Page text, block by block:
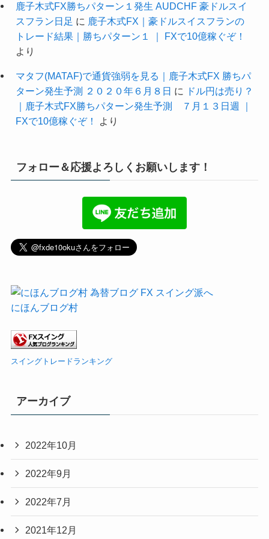
鹿子木式FX勝ちパターン１発生 AUDCHF 豪ドルスイ
スフラン日足 に 鹿子木式FX｜豪ドルスイスフランの
トレード結果｜勝ちパターン１ ｜ FXで10億稼ぐぞ！
より
マタフ(MATAF)で通貨強弱を見る｜鹿子木式FX 勝ちパ
ターン発生予測 ２０２０年６月８日 に
ドル円は売り？
｜鹿子木式FX勝ちパターン発生予測 ７月１３日週 ｜
FXで10億稼ぐぞ！
より
フォロー＆応援よろしくお願いします！
にほんブログ村
スイングトレードランキング
アーカイブ
2022年10月
2022年9月
2022年7月
2021年12月